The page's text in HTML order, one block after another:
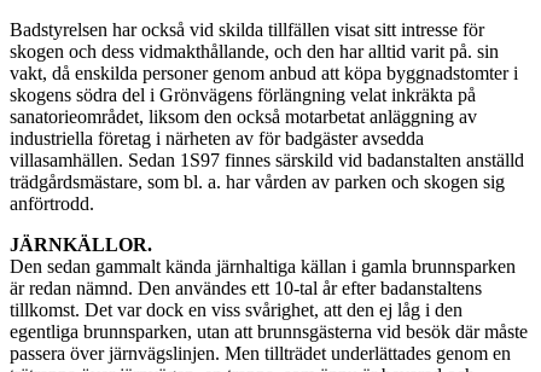
Badstyrelsen har också vid skilda tillfällen visat sitt intresse för
skogen och dess vidmakthållande, och den har alltid varit på. sin
vakt, då enskilda personer genom anbud att köpa byggnadstomter i
skogens södra del i Grön­vägens förlängning velat inkräkta på
sanatorieområdet, liksom den också motarbetat anläggning av
industriella företag i närheten av för badgäster av­sedda
villasamhällen. Sedan 1S97 finnes särskild vid badanstalten anställd
trädgårdsmästare, som bl. a. har vården av parken och skogen sig
anförtrodd.
JÄRNKÄLLOR.
Den sedan gammalt kända järnhaltiga källan i gamla brunnsparken
är redan nämnd. Den användes ett 10-tal år efter badanstaltens
tillkomst. Det var dock en viss svårighet, att den ej låg i den
egentliga brunnsparken, utan att brunnsgästerna vid besök där måste
passera över järnvägslinjen. Men tillträdet underlättades genom en